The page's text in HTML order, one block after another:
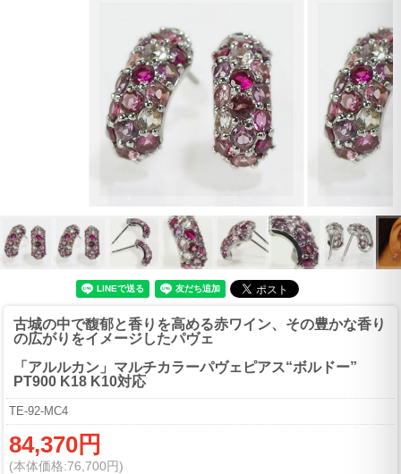
古城の中で馥郁と香りを高める赤ワイン、その豊かな香り
の広がりをイメージしたパヴェ
「アルルカン」マルチカラーパヴェピアス“ボルドー”
PT900 K18 K10対応
TE-92-MC4
84,370円
(本体価格:76,700円)